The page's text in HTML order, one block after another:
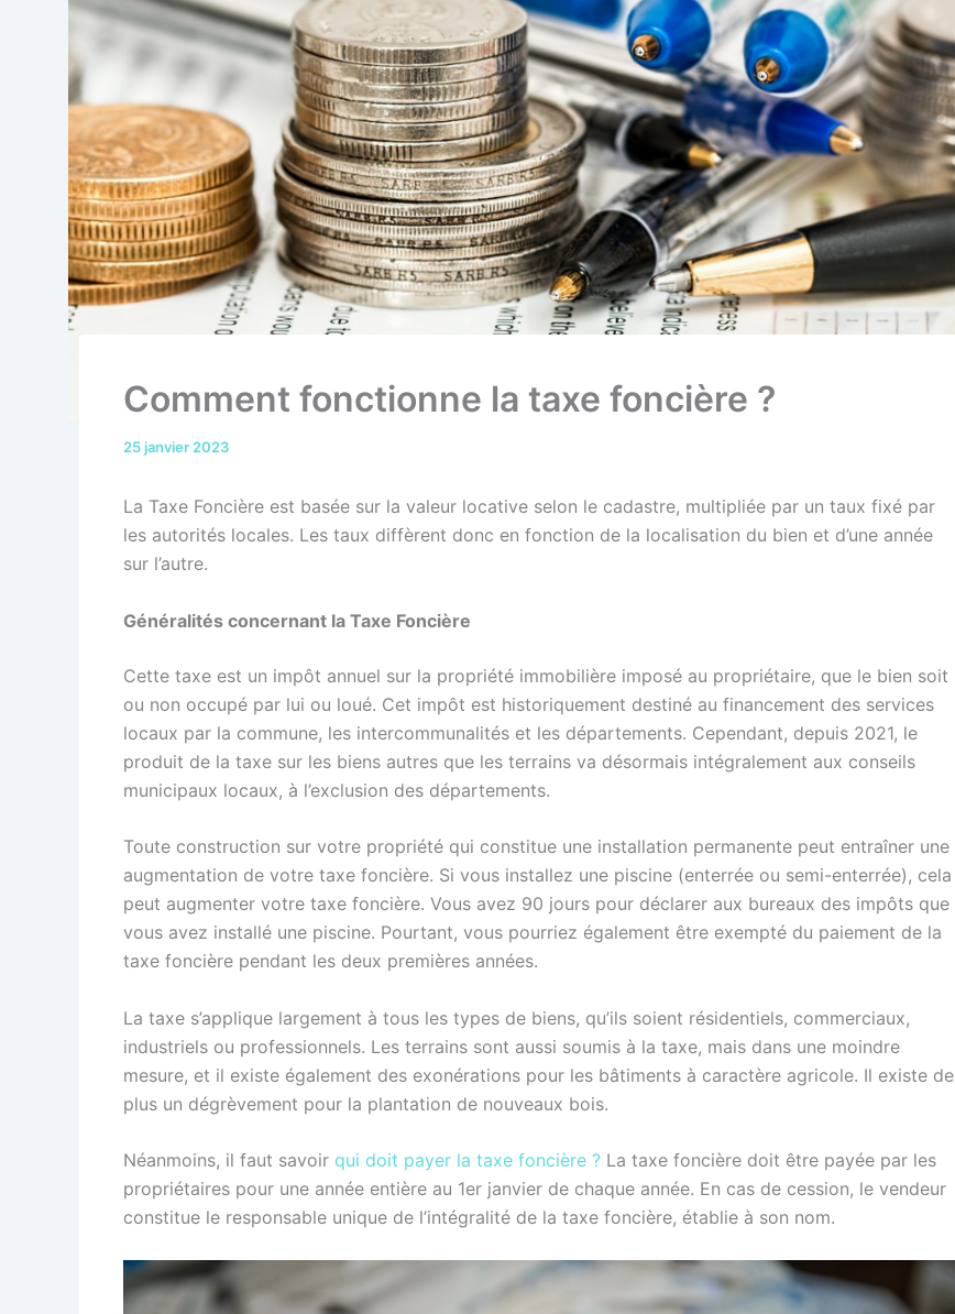
Comment fonctionne la taxe foncière ?
25 janvier 2023
La Taxe Foncière est basée sur la valeur locative selon le cadastre, multipliée par un taux fixé par
les autorités locales. Les taux diffèrent donc en fonction de la localisation du bien et d’une année
sur l’autre.
Généralités concernant la Taxe Foncière
Cette taxe est un impôt annuel sur la propriété immobilière imposé au propriétaire, que le bien soit
ou non occupé par lui ou loué. Cet impôt est historiquement destiné au financement des services
locaux par la commune, les intercommunalités et les départements. Cependant, depuis 2021, le
produit de la taxe sur les biens autres que les terrains va désormais intégralement aux conseils
municipaux locaux, à l’exclusion des départements.
Toute construction sur votre propriété qui constitue une installation permanente peut entraîner une
augmentation de votre taxe foncière. Si vous installez une piscine (enterrée ou semi-enterrée), cela
peut augmenter votre taxe foncière. Vous avez 90 jours pour déclarer aux bureaux des impôts que
vous avez installé une piscine. Pourtant, vous pourriez également être exempté du paiement de la
taxe foncière pendant les deux premières années.
La taxe s’applique largement à tous les types de biens, qu’ils soient résidentiels, commerciaux,
industriels ou professionnels. Les terrains sont aussi soumis à la taxe, mais dans une moindre
mesure, et il existe également des exonérations pour les bâtiments à caractère agricole. Il existe de
plus un dégrèvement pour la plantation de nouveaux bois.
Néanmoins, il faut savoir qui doit payer la taxe foncière ? La taxe foncière doit être payée par les
propriétaires pour une année entière au 1er janvier de chaque année. En cas de cession, le vendeur
constitue le responsable unique de l’intégralité de la taxe foncière, établie à son nom.